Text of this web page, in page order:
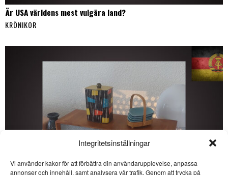
Integritetsinställningar
Vi använder kakor för att förbättra din användarupplevelse, anpassa
annonser och innehåll, samt analysera vår trafik. Genom att trycka på
Är USA världens mest vulgära land?
KRÖNIKOR
SE ÄVEN